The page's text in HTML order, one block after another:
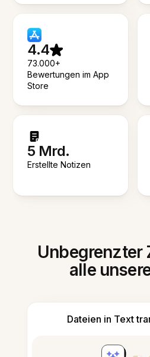
4.4
73.000+
Bewertungen im App
Store
5 Mrd.
Erstellte Notizen
alle
Dateien in Text